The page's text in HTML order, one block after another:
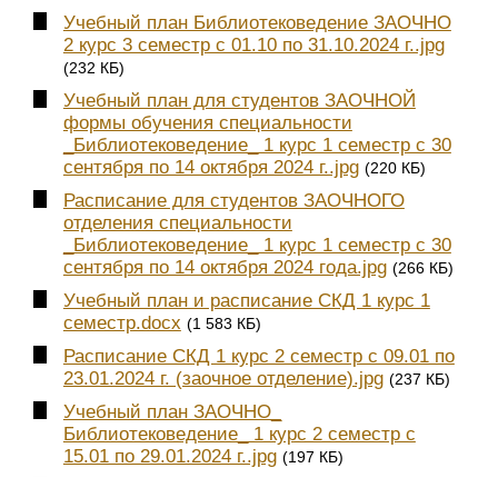
Учебный план Библиотековедение ЗАОЧНО
2 курс 3 семестр с 01.10 по 31.10.2024 г..jpg
(232 КБ)
Учебный план для студентов ЗАОЧНОЙ
формы обучения специальности
_Библиотековедение_ 1 курс 1 семестр с 30
сентября по 14 октября 2024 г..jpg (220 КБ)
Расписание для студентов ЗАОЧНОГО
отделения специальности
_Библиотековедение_ 1 курс 1 семестр с 30
сентября по 14 октября 2024 года.jpg (266 КБ)
Учебный план и расписание СКД 1 курс 1
семестр.docx (1 583 КБ)
Расписание СКД 1 курс 2 семестр с 09.01 по
23.01.2024 г. (заочное отделение).jpg (237 КБ)
Учебный план ЗАОЧНО_
Библиотековедение_ 1 курс 2 семестр с
15.01 по 29.01.2024 г..jpg (197 КБ)